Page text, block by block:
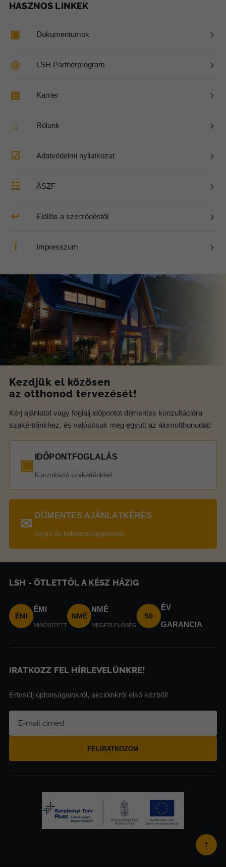
HASZNOS LINKEK
▣ Dokumentumok ›
◎ LSH Partnerprogram ›
▤ Karrier ›
⌂ Rólunk ›
☑ Adatvédelmi nyilatkozat ›
☷ ÁSZF ›
↩ Elállás a szerződéstől ›
ℹ Impresszum ›
Kezdjük el közösen
az otthonod tervezését!
Kérj ajánlatot vagy foglalj időpontot díjmentes konzultációra
szakértőinkhez, és valósítsuk meg együtt az álomotthonodat!
▣ IDŐPONTFOGLALÁS
Konzultáció szakértőnkkel
✉ DÍJMENTES AJÁNLATKÉRÉS
Gyors és kötelezettségmentes
LSH - ÖTLETTŐL A KÉSZ HÁZIG
ÉMI
ÉMI
MINŐSÍTETT
NMÉ
NMÉ
MEGFELELŐSÉG
50
ÉV
GARANCIA
IRATKOZZ FEL HÍRLEVELÜNKRE!
Értesülj újdonságainkról, akcióinkról első kézből!
FELIRATKOZOM
↑